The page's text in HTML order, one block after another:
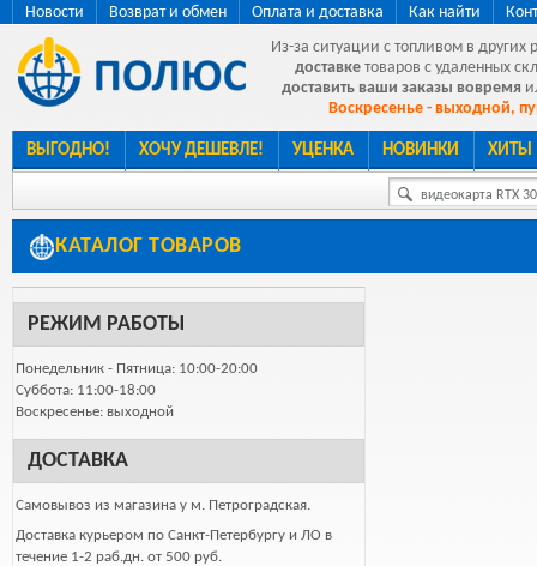
Новости Возврат и обмен Оплата и доставка Как найти
Из-за ситуации с топливом в других
доставке товаров с удаленных
доставить ваши заказы вовремя
Воскресенье - выходной,
ВЫГОДНО! ХОЧУ ДЕШЕВЛЕ! УЦЕНКА НОВИНКИ ХИТЫ
видеокарта RTX
КАТАЛОГ ТОВАРОВ
РЕЖИМ РАБОТЫ
Понедельник - Пятница: 10:00-20:00
Суббота: 11:00-18:00
Воскресенье: выходной
ДОСТАВКА
Самовывоз из магазина у м. Петроградская.
Доставка курьером по Санкт-Петербургу и ЛО в
течение 1-2 раб.дн. от 500 руб.